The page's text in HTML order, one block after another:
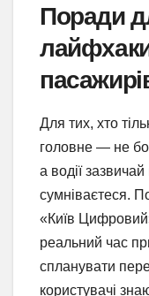
Поради
Для тих, хто
головне — не
а водії
сумніваєтеся.
«Київ
реальний час
спланувати
користувачі